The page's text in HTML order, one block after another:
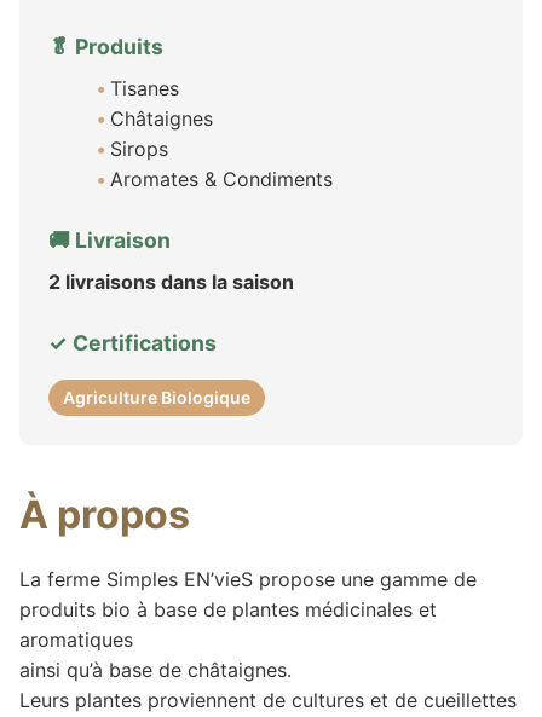
🥬 Produits
Tisanes
Châtaignes
Sirops
Aromates & Condiments
🚚 Livraison
2 livraisons dans la saison
✓ Certifications
Agriculture Biologique
À propos
La ferme Simples EN’vieS propose une gamme de
produits bio à base de plantes médicinales et
aromatiques
ainsi qu’à base de châtaignes.
Leurs plantes proviennent de cultures et de cueillettes